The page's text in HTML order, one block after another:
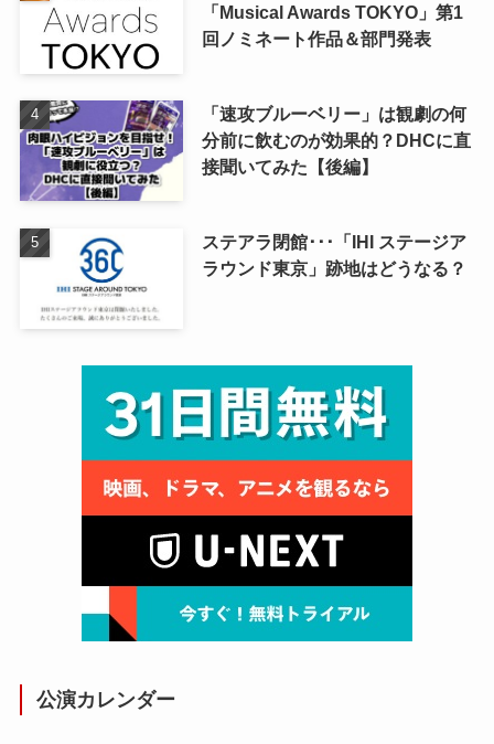
「Musical Awards TOKYO」第1
回ノミネート作品＆部門発表
「速攻ブルーベリー」は観劇の何
分前に飲むのが効果的？DHCに直
接聞いてみた【後編】
ステアラ閉館･･･「IHI ステージア
ラウンド東京」跡地はどうなる？
公演カレンダー